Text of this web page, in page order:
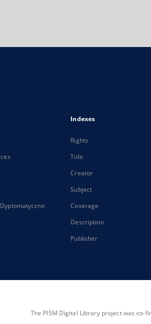
Indexes
Rights
Title
Creator
Subject
Coverage
Description
Publisher
The PISM Digital Library project was co-